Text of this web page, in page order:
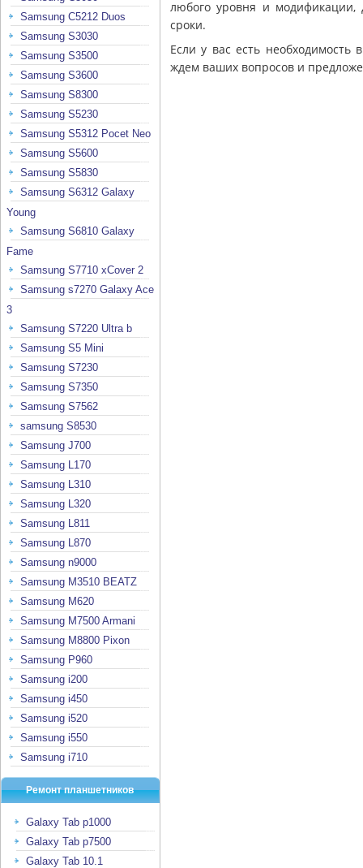
Samsung C5212 Duos
Samsung S3030
Samsung S3500
Samsung S3600
Samsung S8300
Samsung S5230
Samsung S5312 Pocet Neo
Samsung S5600
Samsung S5830
Samsung S6312 Galaxy
Young
Samsung S6810 Galaxy
Fame
Samsung S7710 xCover 2
Samsung s7270 Galaxy Ace
3
Samsung S7220 Ultra b
Samsung S5 Mini
Samsung S7230
Samsung S7350
Samsung S7562
samsung S8530
Samsung J700
Samsung L170
Samsung L310
Samsung L320
Samsung L811
Samsung L870
Samsung n9000
Samsung M3510 BEATZ
Samsung M620
Samsung M7500 Armani
Samsung M8800 Pixon
Samsung P960
Samsung i200
Samsung i450
Samsung i520
Samsung i550
Samsung i710
Ремонт планшетников
Galaxy Tab p1000
Galaxy Tab p7500
Galaxy Tab 10.1
любого уровня и
сроки.
Если у вас есть необходимость
ждем ваших вопросов и